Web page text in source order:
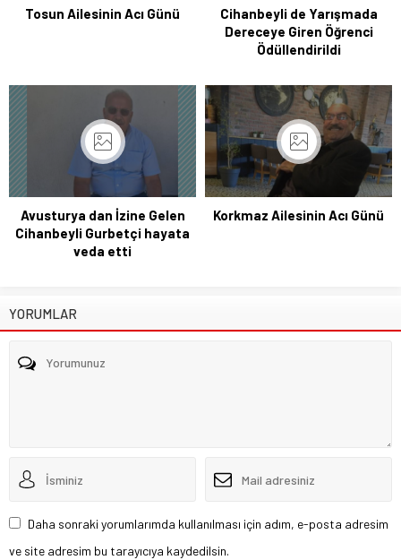
Tosun Ailesinin Acı Günü
Cihanbeyli de Yarışmada
Dereceye Giren Öğrenci
Ödüllendirildi
Avusturya dan İzine Gelen
Cihanbeyli Gurbetçi hayata
veda etti
Korkmaz Ailesinin Acı Günü
YORUMLAR
Daha sonraki yorumlarımda kullanılması için adım, e-posta adresim
ve site adresim bu tarayıcıya kaydedilsin.